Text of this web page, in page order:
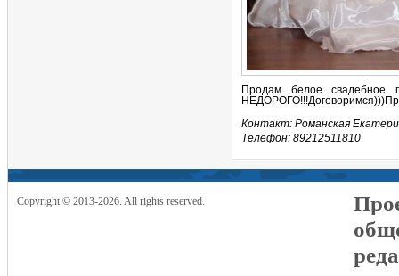
Продам белое свадебное
Контакт: Романская
Телефон: 89212511810
Copyright © 2013-2026. All rights reserved.